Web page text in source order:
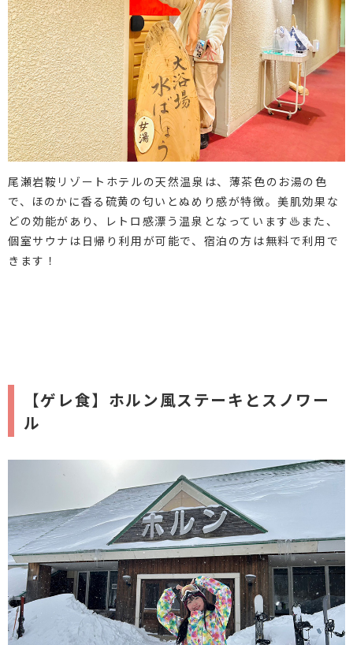
尾瀬岩鞍リゾートホテルの天然温泉は、薄茶色のお湯の色
で、ほのかに香る硫黄の匂いとぬめり感が特徴。美肌効果な
どの効能があり、レトロ感漂う温泉となっています♨また、
個室サウナは日帰り利用が可能で、宿泊の方は無料で利用で
きます！
【ゲレ食】ホルン風ステーキとスノワー
ル